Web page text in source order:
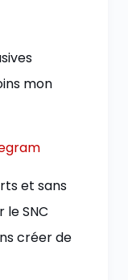
mon
et sans
SNC
créer de